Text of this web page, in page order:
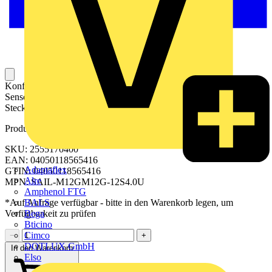
Adaptaflex
Alre
Amphenol FTG
BALS
Bega
Bticino
Cimco
DOTLUX GmbH
Elso
Konfektionierte Sensor-Aktor-Leitung für die Verbindung von
Sensoren oder Aktoren und zur Datenübertragung. Die
Steckverbinder sind angespritzt und getestet.
Produktkennzeichen
SKU: 2555170400
EAN: 04050118565416
GTIN: 04050118565416
MPN: SAIL-M12GM12G-12S4.0U
*Auf Anfrage verfügbar - bitte in den Warenkorb legen, um
Verfügbarkeit zu prüfen
−
+
In den Warenkorb